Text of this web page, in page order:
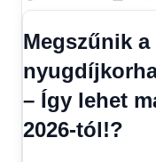
Megszűnik
– Így lehet
2026-tól!?